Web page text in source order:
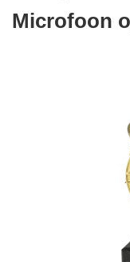
Microfoon